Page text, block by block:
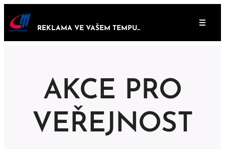
REKLAMA VE VAŠEM TEMPU...
AKCE PRO
VEŘEJNOST